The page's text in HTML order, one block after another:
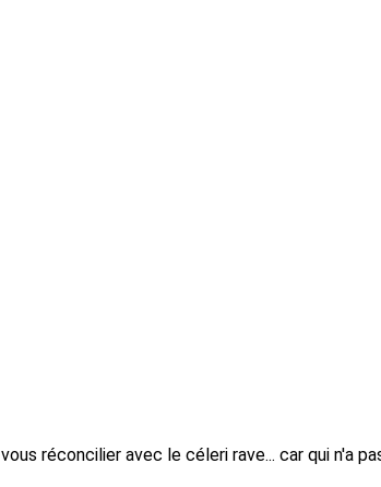
réconcilier avec le céleri rave... car qui n'a